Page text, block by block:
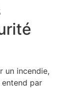
un incendie,
entend par